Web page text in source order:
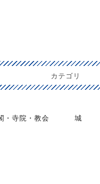
カテゴリ
・寺院・教会 城